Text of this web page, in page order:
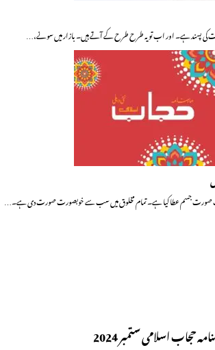
کی پسند ہے۔ اور اب تو یہ طرح طرح کے آتے ہیں۔ بازار میں سونے،…
صورت جسم عطا کیا ہے۔ تمام مخلوق میں سب سے خوبصورت صورت دی ہے۔…
حجاب اسلامی ستمبر 2024